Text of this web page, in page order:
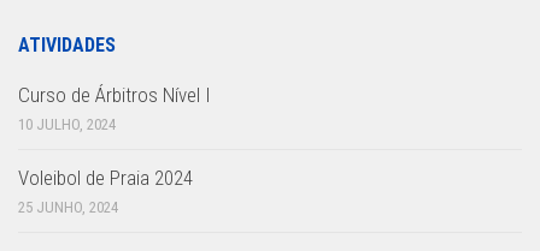
ATIVIDADES
Curso de Árbitros Nível I
10 JULHO, 2024
Voleibol de Praia 2024
25 JUNHO, 2024